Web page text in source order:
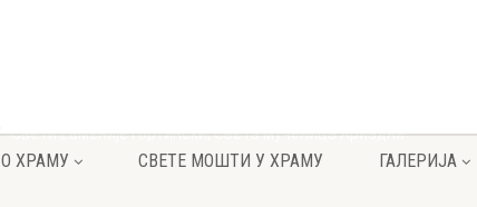
О ХРАМУ СВЕТЕ МОШТИ У ХРАМУ ГАЛЕРИЈА
Свети Евменије Гортински; Света мученица Ариадна